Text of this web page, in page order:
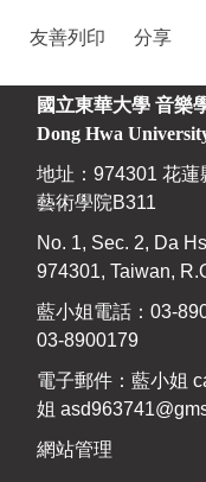
友善列印 分享
國立東華大學 音樂
Dong Hwa
地址：974301 花蓮
藝術學院B311
No. 1, Sec. 2, Da
974301, Taiwan,
藍小姐電話：03-
03-8900179
電子郵件：藍小姐
姐
網站管理